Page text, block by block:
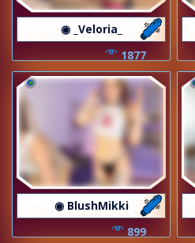
◉ _Veloria_
1877
◉ BlushMikki
899